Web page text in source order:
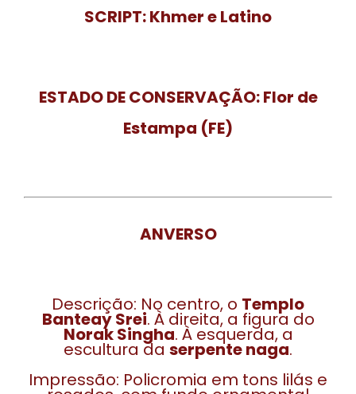
SCRIPT:Khmer e Latino
ESTADO DE CONSERVAÇÃO:Flor de
Estampa (FE)
ANVERSO
Descrição: No centro, o Templo
Banteay Srei. À direita, a figura do
Norak Singha. À esquerda, a
escultura da serpente naga.
Impressão: Policromia em tons lilás e